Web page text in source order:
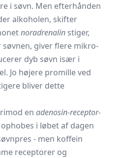
i søvn. Men efterhånden
alkoholen, skifter
noradrenalin stiger,
giver flere mikro-
dyb søvn især i
Jo højere promille ved
bliver dette
en adenosin-receptor-
i løbet af dagen
- men koffein
receptorer og